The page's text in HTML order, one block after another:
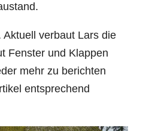
Aktuell verbaut Lars die
Fenster und Klappen
mehr zu berichten
entsprechend